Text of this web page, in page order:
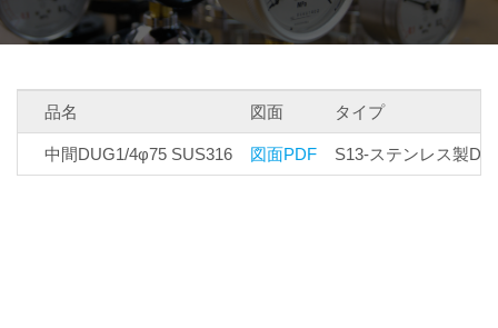
品名 図面 タイプ
中間DUG1/4φ75 SUS316 図面PDF S13-ステンレス製D